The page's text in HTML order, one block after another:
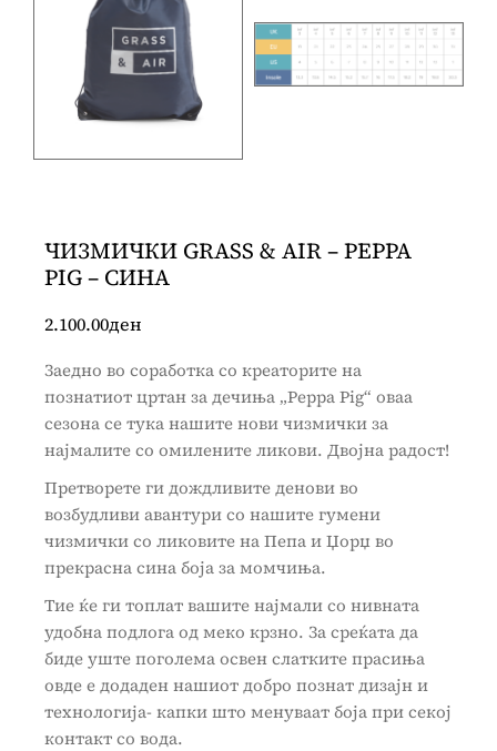
ЧИЗМИЧКИ GRASS & AIR – PEPPA
PIG – СИНА
2.100.00ден
Заедно во соработка со креаторите на
познатиот цртан за дечиња „Peppa Pig“ оваа
сезона се тука нашите нови чизмички за
најмалите со омилените ликови. Двојна радост!
Претворете ги дождливите денови во
возбудливи авантури со нашите гумени
чизмички со ликовите на Пепа и Џорџ во
прекрасна сина боја за момчиња.
Тие ќе ги топлат вашите најмали со нивната
удобна подлога од меко крзно. За среќата да
биде уште поголема освен слатките прасиња
овде е додаден нашиот добро познат дизајн и
технологија- капки што менуваат боја при секој
контакт со вода.